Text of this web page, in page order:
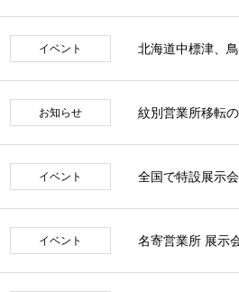
イベント 北海道中標津、
お知らせ 紋別営業所移転
イベント 全国で特設展示
イベント 名寄営業所 展示